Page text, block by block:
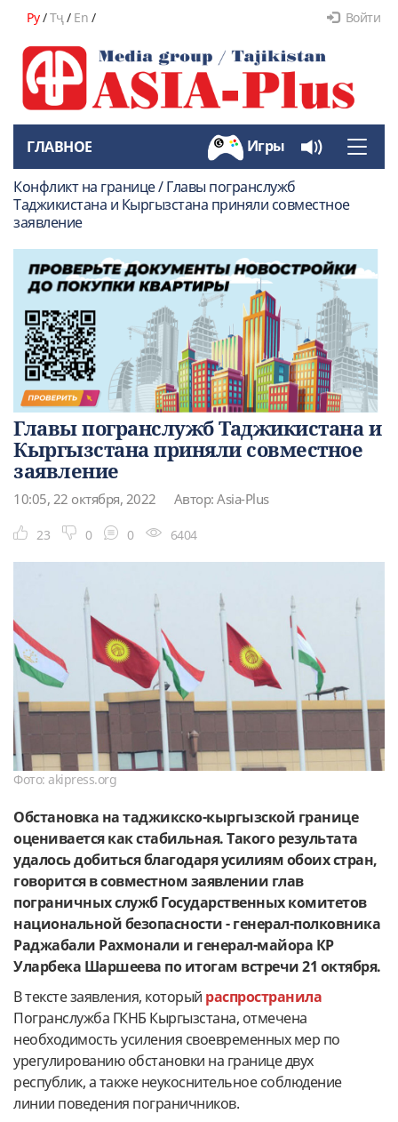
Ру/Тҷ/ En / Войти
Toggle
ГЛАВНОЕ Игры
Конфликт на границе / Главы погранслужб
Таджикистана и Кыргызстана приняли совместное
заявление
Главы погранслужб Таджикистана и
Кыргызстана приняли совместное
заявление
10:05, 22 октября, 2022 Автор: Asia-Plus
23 0 0 6404
Фото: akipress.org
Обстановка на таджикско-кыргызской границе
оценивается как стабильная. Такого результата
удалось добиться благодаря усилиям обоих стран,
говорится в совместном заявлении глав
пограничных служб Государственных комитетов
национальной безопасности - генерал-полковника
Раджабали Рахмонали и генерал-майора КР
Уларбека Шаршеева по итогам встречи 21 октября.
В тексте заявления, который распространила
Погранслужба ГКНБ Кыргызстана, отмечена
необходимость усиления своевременных мер по
урегулированию обстановки на границе двух
республик, а также неукоснительное соблюдение
линии поведения пограничников.